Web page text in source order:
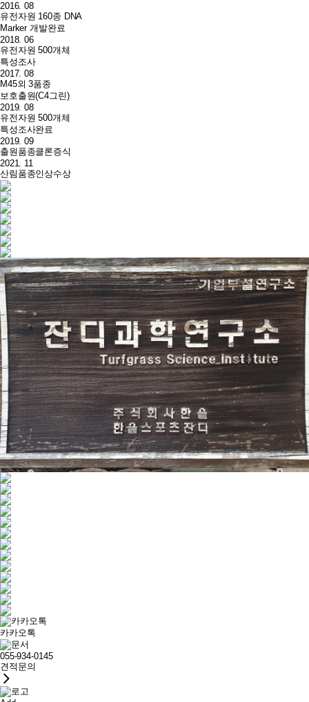
2016. 08
유전자원 160종 DNA
Marker 개발완료
2018. 06
유전자원 500개체
특성조사
2017. 08
M45외 3품종
보호출원(C4그린)
2019. 08
유전자원 500개체
특성조사완료
2019. 09
출원품종클론증식
2021. 11
산림품종인상수상
카카오톡
055-934-0145
견적문의